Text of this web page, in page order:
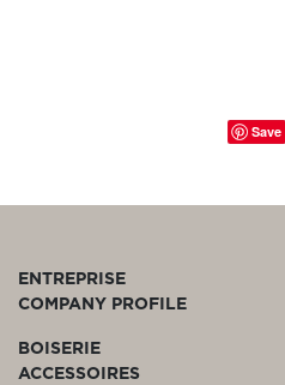
Save
ENTREPRISE
COMPANY PROFILE
BOISERIE
ACCESSOIRES